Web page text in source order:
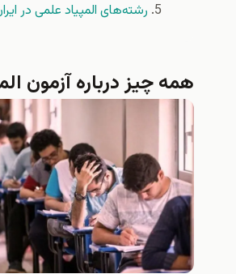
رشته‌های المپیاد علمی در
همه چیز درباره آزمون